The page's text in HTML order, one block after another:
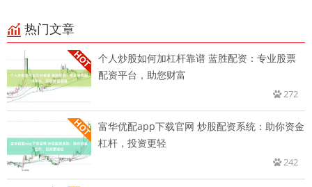
热门文章
个人炒股如何加杠杆靠谱 蓝胜配资：专业股票
配资平台，助您财富
272
富华优配app下载官网 炒股配资系统：助你资金
杠杆，投资更轻
242